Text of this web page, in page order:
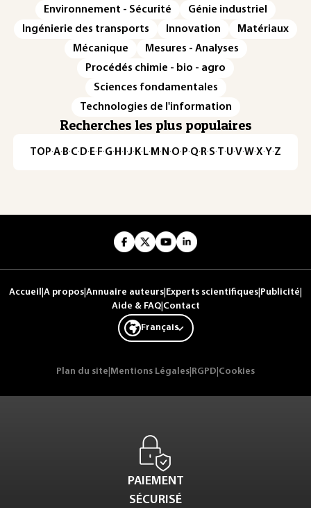
Environnement - Sécurité
Génie industriel
Ingénierie des transports
Innovation
Matériaux
Mécanique
Mesures - Analyses
Procédés chimie - bio - agro
Sciences fondamentales
Technologies de l'information
Recherches les plus populaires
TOP·A·B·C· D· E· F·G· H · ·J· K· L· M · N ·O· P·Q· R·S·T·U·V·W·X·Y·Z
Accueil A propos Annuaire auteurs Experts scientifiques Publicité
Aide & FAQ| Contact
Français
Plan du site Mentions Légales RGPD Cookies
PAIEMENT
SÉCURISÉ